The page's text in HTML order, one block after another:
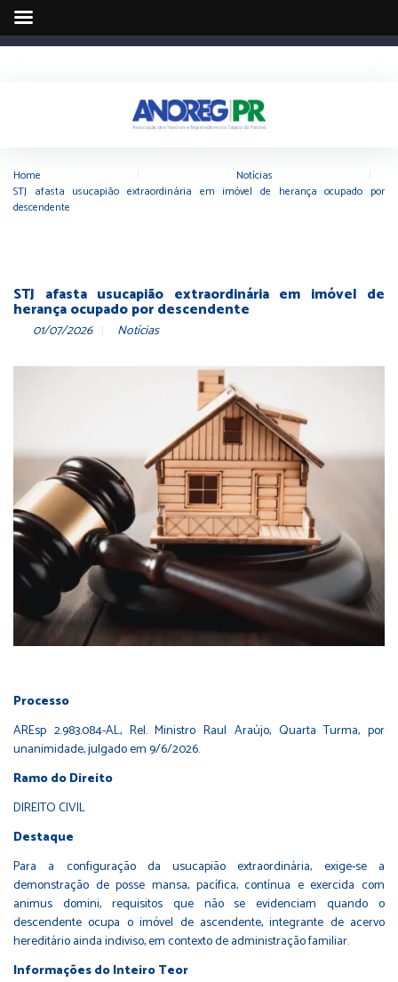
Home Notícias
STJ afasta usucapião extraordinária em imóvel de herança ocupado por
descendente
STJ afasta usucapião extraordinária em imóvel de
herança ocupado por descendente
01/07/2026 Notícias
Processo
AREsp 2.983.084-AL, Rel. Ministro Raul Araújo, Quarta Turma, por
unanimidade, julgado em 9/6/2026.
Ramo do Direito
DIREITO CIVIL
Destaque
Para a configuração da usucapião extraordinária, exige-se a
demonstração de posse mansa, pacífica, contínua e exercida com
animus domini, requisitos que não se evidenciam quando o
descendente ocupa o imóvel de ascendente, integrante de acervo
hereditário ainda indiviso, em contexto de administração familiar.
Informações do Inteiro Teor